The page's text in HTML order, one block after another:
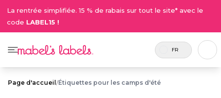
La rentrée simplifiée. 15 % de rabais sur tout le site* avec le
code LABEL15 !
FR
Page d'accueil /Étiquettes pour les camps d'été